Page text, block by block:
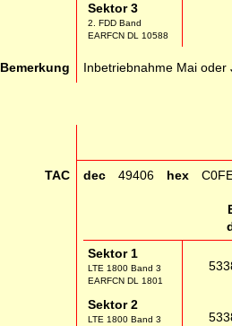
Sektor 3
2. FDD Band
EARFCN DL 10588
Bemerkung Inbetriebnahme Mai oder
TAC dec 49406 hex
Sektor 1
LTE 1800 Band 3
EARFCN DL 1801
Sektor 2
LTE 1800 Band 3